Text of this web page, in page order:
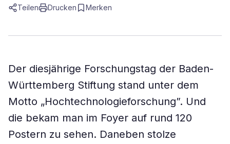
Teilen Drucken Merken
Der diesjährige Forschungstag der Baden-
Württemberg Stiftung stand unter dem
Motto „Hochtechnologieforschung”. Und
die bekam man im Foyer auf rund 120
Postern zu sehen. Daneben stolze